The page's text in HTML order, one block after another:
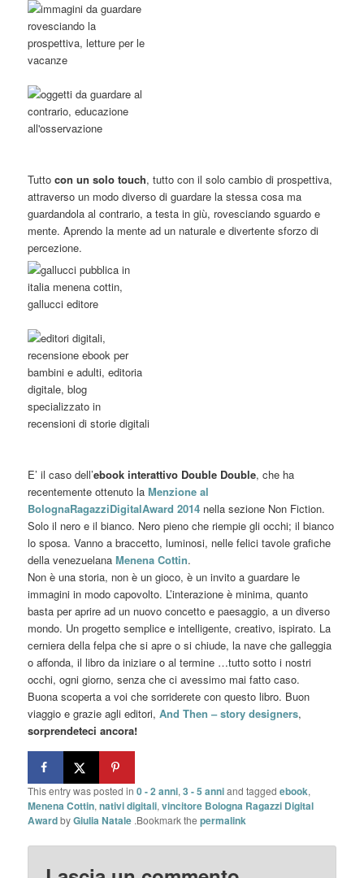
Tuttocon un solo touch, tutto con il solo cambio di prospettiva,
attraverso un modo diverso di guardare la stessa cosa ma
guardandola al contrario, a testa in giù, rovesciando sguardo e
mente. Aprendo la mente ad un naturale e divertente sforzo di
percezione.
E’ il caso dell’ebook interattivo Double Double, che ha
recentemente ottenuto laMenzione al
BolognaRagazziDigitalAward 2014 nella sezione Non Fiction.
Solo il nero e il bianco. Nero pieno che riempie gli occhi; il bianco
lo sposa. Vanno a braccetto, luminosi, nelle felici tavole grafiche
della venezuelanaMenena Cottin.
Non è una storia, non è un gioco, è un invito a guardare le
immagini in modo capovolto. L’interazione è minima, quanto
basta per aprire ad un nuovo concetto e paesaggio, a un diverso
mondo. Un progetto semplice e intelligente, creativo, ispirato. La
cerniera della felpa che si apre o si chiude, la nave che galleggia
o affonda, il libro da iniziare o al termine …tutto sotto i nostri
occhi, ogni giorno, senza che ci avessimo mai fatto caso.
Buona scoperta a voi che sorriderete con questo libro. Buon
viaggio e grazie agli editori,And Then – story designers,
sorprendeteci ancora!
This entry was posted in 0 - 2 anni,3 - 5 anniand tagged ebook,
Menena Cottin,nativi digitali,vincitore Bologna Ragazzi Digital
AwardbyGiulia Natale .Bookmark thepermalink